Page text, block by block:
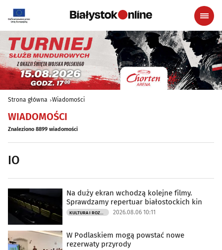
Strona główna Wiadomości
WIADOMOŚCI
Znaleziono 8899 wiadomości
IO
Na duży ekran wchodzą kolejne filmy.
Sprawdzamy repertuar białostockich kin
KULTURA I ROZRYWKA 2026.08.06 10:11
W Podlaskiem mogą powstać nowe
rezerwaty przyrody